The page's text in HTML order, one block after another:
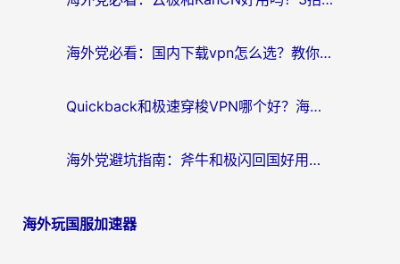
海外党必看：国内下载vpn怎么选？教你无缝访问国内资源的实用指南
Quickback和极速穿梭VPN哪个好？海外党亲测3招选对回国加速器，看这篇就够了
海外党避坑指南：斧牛和极闪回国好用吗？选对加速器才能无缝刷剧玩游戏
海外玩国服加速器